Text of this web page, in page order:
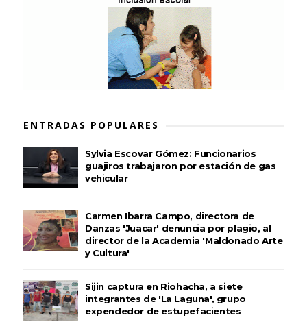
ENTRADAS POPULARES
Sylvia Escovar Gómez: Funcionarios
guajiros trabajaron por estación de gas
vehicular
Carmen Ibarra Campo, directora de
Danzas 'Juacar' denuncia por plagio, al
director de la Academia 'Maldonado Arte
y Cultura'
Sijin captura en Riohacha, a siete
integrantes de 'La Laguna', grupo
expendedor de estupefacientes